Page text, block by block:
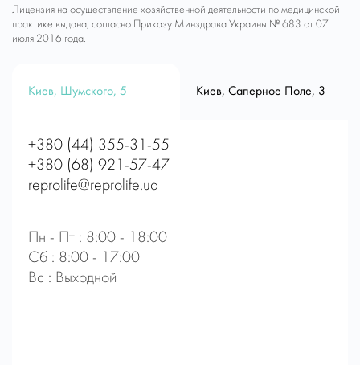
Лицензия на осуществление хозяйственной деятельности по медицинской
практике выдана, согласно Приказу Минздрава Украины № 683 от 07
июля 2016 года.
Киев, Шумского, 5 Киев, Саперное Поле, 3
+380 (44) 355-31-55
+380 (68) 921-57-47
reprolife@reprolife.ua
Пн - Пт : 8:00 - 18:00
Сб : 8:00 - 17:00
Вс : Выходной